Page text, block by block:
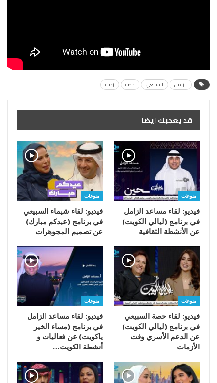
الزامل السبيعي حصة ردينة
قد يعجبك ايضا
منوعات
فيديو: لقاء مساعد الزامل
في برنامج (ليالي الكويت)
عن الأنشطة الثقافية
منوعات
فيديو: لقاء شيماء السبيعي
في برنامج (عيدكم مبارك)
عن تصميم المجوهرات
منوعات
فيديو: لقاء حصة السبيعي
في برنامج (ليالي الكويت)
عن الدعم الأسري وقت
الأزمات
منوعات
فيديو: لقاء مساعد الزامل
في برنامج (مساء الخير
ياكويت) عن فعاليات و
أنشطة الكويت…